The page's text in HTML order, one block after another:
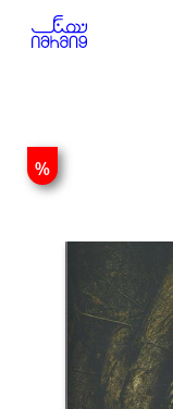
%